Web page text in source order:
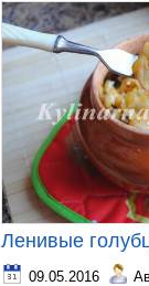
Ленивые
09.05.2016